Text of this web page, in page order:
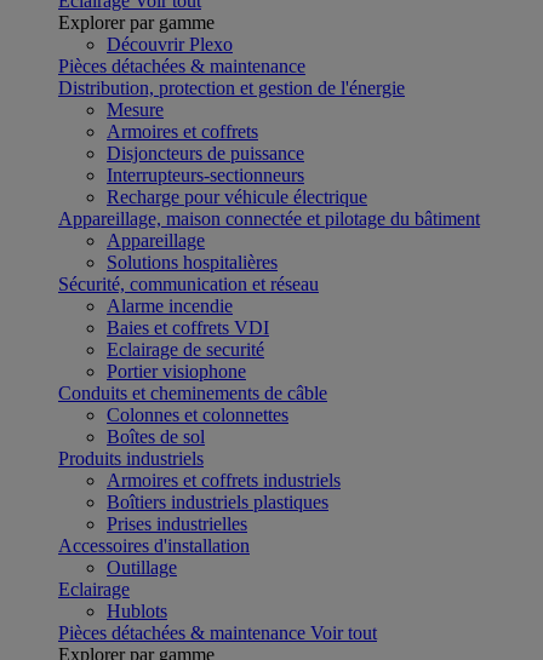
Explorer par gamme
Découvrir Plexo
Pièces détachées & maintenance
Distribution, protection et gestion de l'énergie
Mesure
Armoires et coffrets
Disjoncteurs de puissance
Interrupteurs-sectionneurs
Recharge pour véhicule électrique
Appareillage, maison connectée et pilotage du bâtiment
Appareillage
Solutions hospitalières
Sécurité, communication et réseau
Alarme incendie
Baies et coffrets VDI
Eclairage de securité
Portier visiophone
Conduits et cheminements de câble
Colonnes et colonnettes
Boîtes de sol
Produits industriels
Armoires et coffrets industriels
Boîtiers industriels plastiques
Prises industrielles
Accessoires d'installation
Outillage
Eclairage
Hublots
Pièces détachées & maintenance Voir tout
Explorer par gamme